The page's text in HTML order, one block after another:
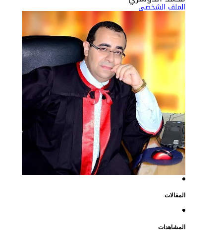
الملف الشخصي
المقالات
المشاهدات